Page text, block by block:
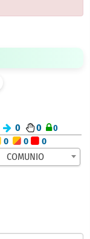
0 0 0
0 0 0
COMUNIO